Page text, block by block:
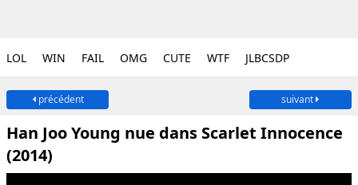
LOL WIN FAIL OMG CUTE WTF JLBCSDP
précédent suivant
Han Joo Young nue dans Scarlet Innocence
(2014)